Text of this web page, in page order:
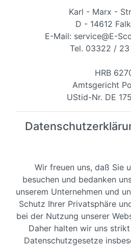
Karl - Marx -
D - 14612
E-Mail: service@E-
Tel. 03322 / 23
HRB
Amtsgericht
UStid-Nr. DE
Wir freuen uns, daß Sie
besuchen und bedanken
unserem Unternehmen und
Schutz Ihrer Privatsphäre
bei der Nutzung unserer
Daher halten wir uns
Datenschutzgesetze